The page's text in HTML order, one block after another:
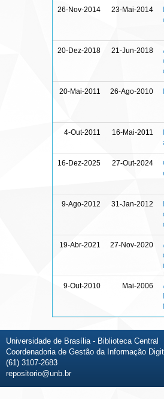
26-Nov-2014 23-Mai-2014
20-Dez-2018 21-Jun-2018
20-Mai-2011 26-Ago-2010
4-Out-2011 16-Mai-2011
16-Dez-2025 27-Out-2024
9-Ago-2012 31-Jan-2012
19-Abr-2021 27-Nov-2020
9-Out-2010 Mai-2006
Universidade de Brasília - Biblioteca Central
Coordenadoria de Gestão da Informação
(61) 3107-2683
repositorio@unb.br